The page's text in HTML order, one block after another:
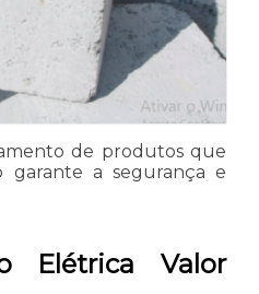
de produtos que
garante a segurança e
Elétrica Valor